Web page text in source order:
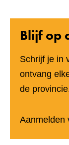
Blijf op
Schrijf je in
ontvang
de
Aanmelden